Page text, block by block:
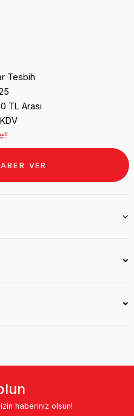
Tesbih
TL Arası
VER
haberiniz olsun!